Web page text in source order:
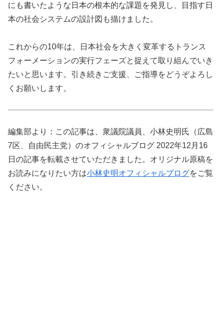
にも書いたような日本の根本的な課題を発見し、目指す日
本の社会システムの設計図も描けました。
これからの10年は、日本社会を大きく変革するトランス
フォーメーションの実行フェーズと捉えて取り組んでいき
たいと思います。引き続きご支援、ご指導をどうぞよろし
くお願いします。
編集部より：この記事は、衆議院議員、小林史明氏（広島
7区、自由民主党）のオフィシャルブログ 2022年12月16
日の記事を転載させていただきました。オリジナル原稿を
お読みになりたい方は小林史明オフィシャルブログをご覧
ください。